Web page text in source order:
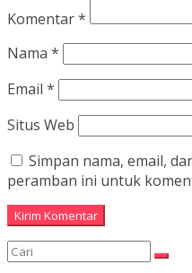
Komentar*
Nama *
Email *
Situs Web
Simpan nama, email,
peramban ini untuk